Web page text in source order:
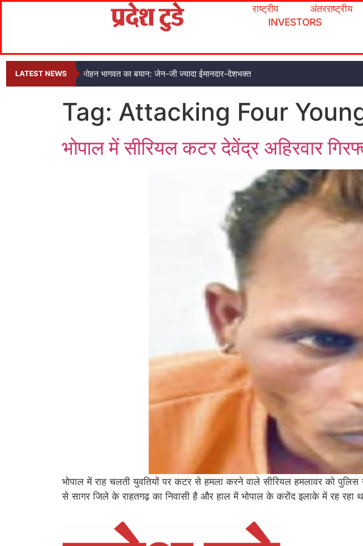
राष्ट्रीय अंतरराष्ट्रीय
INVESTORS
LATEST NEWS मोहन भागवत का बयान: जेन-जी ज्यादा ईमानदार-देशभक्त
Tag: Attacking Four
भोपाल में सीरियल कटर देवेंद्र अहिरवार
भोपाल में राह चलती युवतियों पर कटर से हमला करने वाले सीरियल हमलावर को
से सागर जिले के राहतगढ़ का निवासी है और हाल में भोपाल के करोंद इलाके में रह रहा